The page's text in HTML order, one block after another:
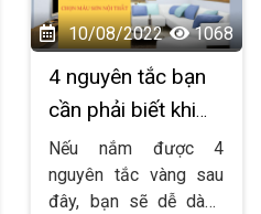
10/08/2022 1068
4 nguyên tắc bạn
cần phải biết khi
chọn màu sơn nội
thất
Nếu nắm được 4
nguyên tắc vàng sau
đây, bạn sẽ dễ dàng